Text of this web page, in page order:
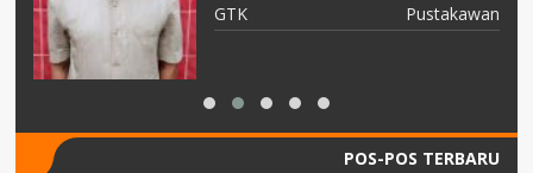
GTK
Pustakawan
POS-POS TERBARU